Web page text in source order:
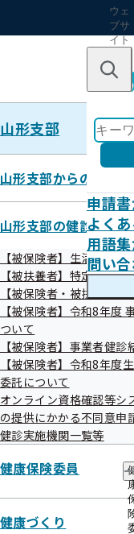
ウェ
ブサ
イト
のナ
ン
キー
申請
よく
用語
問い
山形支部
山形支部からのお知ら
山形支部の健診・保
【被保険者】生活習慣病
【被扶養者】特定健康診
【被保険者・被扶養者】
【被保険者】令和8年度
ついて
【被保険者】事業者健
【被保険者】令和8年度
委託について
オンライン資格確認等シ
の提供にかかる不同意申
健診実施機関一覧等
健康保険委員
健康づくり
バックナン
（7.8.25）
令和07年09月25日
協会けんぽ山形支部　メ
みなさん、こんにちは。
連日猛暑が続いておりま